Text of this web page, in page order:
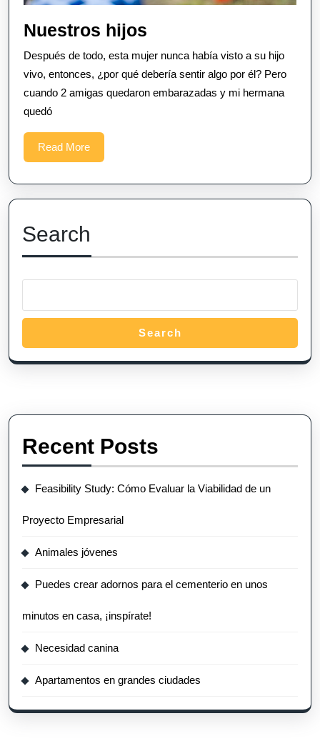
Nuestros hijos
hijos
Después de todo, esta mujer nunca había visto a su hijo
vivo, entonces, ¿por qué debería sentir algo por él? Pero
cuando 2 amigas quedaron embarazadas y mi hermana
quedó
Read MoreRead
More
Search
Search
Recent Posts
Feasibility Study: Cómo Evaluar la Viabilidad de un
Proyecto Empresarial
Animales jóvenes
Puedes crear adornos para el cementerio en unos
minutos en casa, ¡inspírate!
Necesidad canina
Apartamentos en grandes ciudades